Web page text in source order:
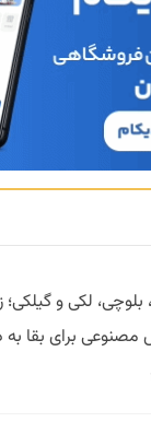
بلوچی، لکی و
برای بقا به